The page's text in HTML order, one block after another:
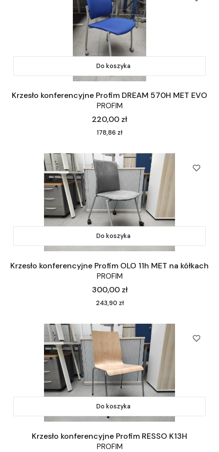
Do koszyka
Krzesło konferencyjne Profim DREAM 570H MET EVO
PROFIM
Cena
220,00 zł
Cena
178,86 zł
Do koszyka
Krzesło konferencyjne Profim OLO 11h MET na kółkach
PROFIM
Cena
300,00 zł
Cena
243,90 zł
Do koszyka
Krzesło konferencyjne Profim RESSO K13H
PROFIM